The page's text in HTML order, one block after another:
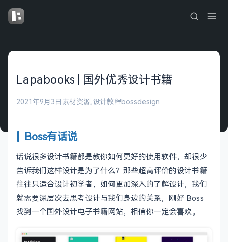
Lapabooks | 国外优秀设计书籍
2021年9月3日 素材资源,设计教程bossdesign
Boss有话说
话说很多设计书籍都是教你如何更好的使用软件，却很少
告诉我们这样设计是为了什么？那些超高评价的设计书籍
往往只适合设计初学者，如何更加深入的了解设计，我们
就需要深层次去思考设计与我们身边的关系，刚好 Boss
找到一个国外设计电子书籍网站，相信你一定会喜欢。